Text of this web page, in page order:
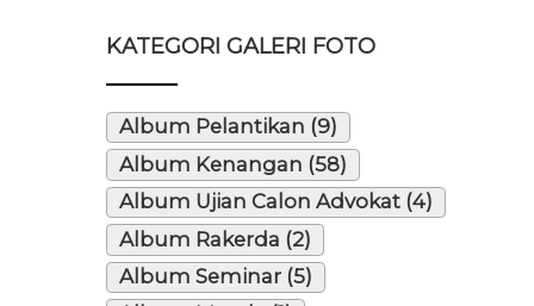
KATEGORI GALERI FOTO
Album Pelantikan (9)
Album Kenangan (58)
Album Ujian Calon Advokat (4)
Album Rakerda (2)
Album Seminar (5)